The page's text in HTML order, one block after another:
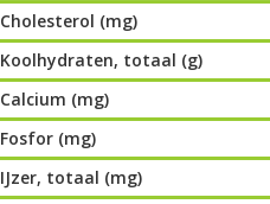
Cholesterol (mg)
Koolhydraten, totaal (g)
Calcium (mg)
Fosfor (mg)
IJzer, totaal (mg)